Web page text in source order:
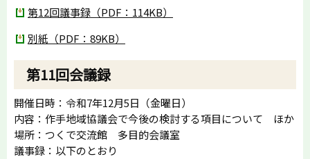
第12回議事録（PDF：114KB）
別紙（PDF：89KB）
第11回会議録
開催日時：令和7年12月5日（金曜日）
内容：作手地域協議会で今後の検討する項目について ほか
場所：つくで交流館 多目的会議室
議事録：以下のとおり